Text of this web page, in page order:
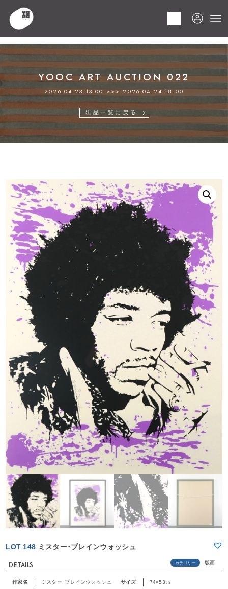
HOME
LOT 148 ミスター･ブレインウォッシュ
YOOC ART AUCTION 022
2026.04.23 13:00 >>> 2026.04.24 18:00
出品一覧に戻る
LOT 148 ミスター･ブレインウォッシュ
DETAILS カテゴリー 版画
作家名 ミスター･ブレインウォッシュ サイズ 74×53㎝